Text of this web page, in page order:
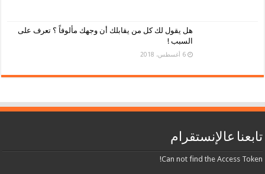
هل يقول لك كل من يقابلك أن وجهك مألوفاً ؟ تعرف على
السبب !
6 أغسطس، 2018
تابعنا عالإنستقرام
Can not find the Access Token!